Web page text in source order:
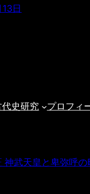
日
代史研究 プロフィ
神武天皇と卑弥呼